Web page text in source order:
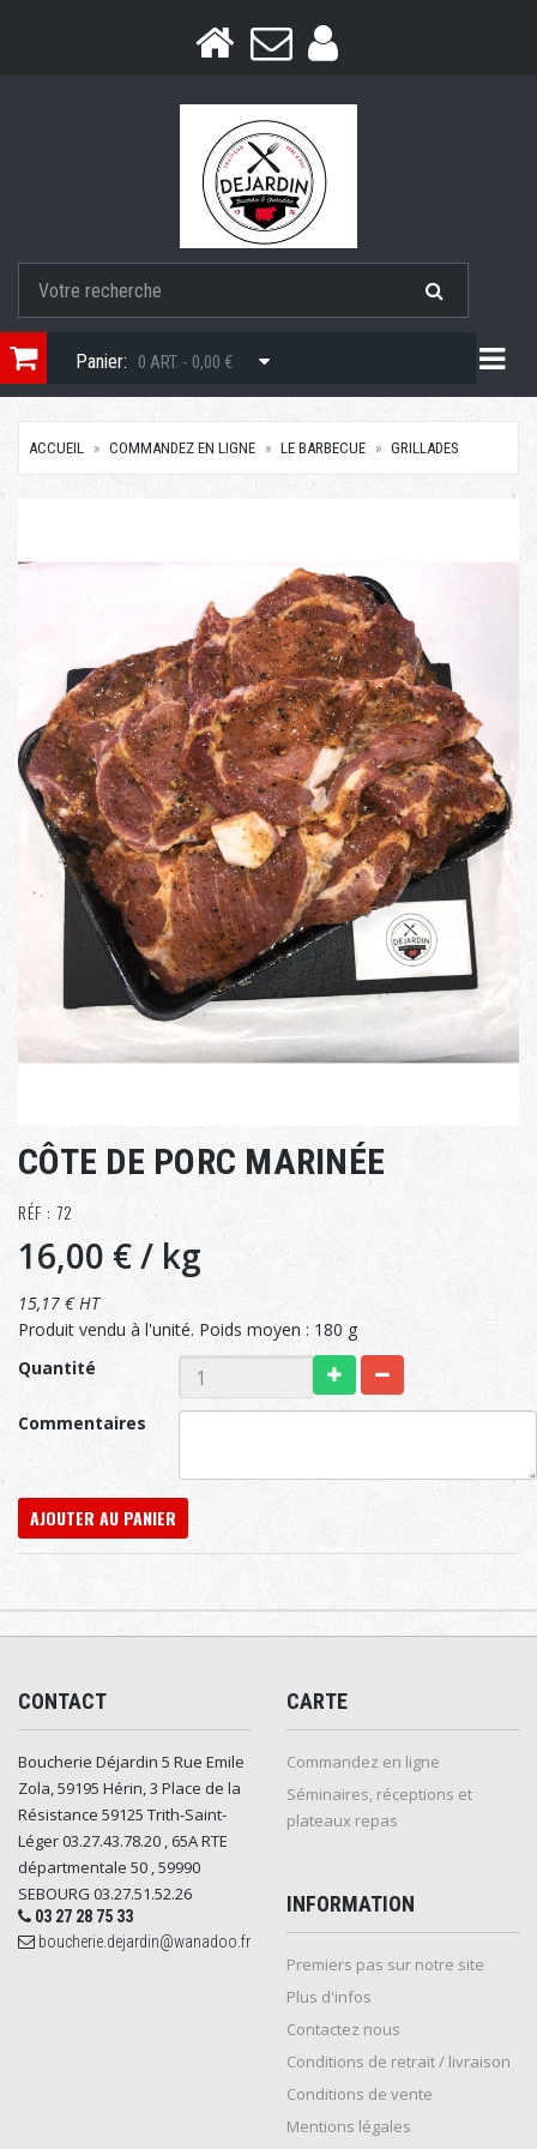
Panier: 0 ART. - 0,00 €
ACCUEIL COMMANDEZ EN LIGNE LE BARBECUE GRILLADES
CÔTE DE PORC MARINÉE
RÉF : 72
16,00 €/ kg
15,17 € HT
Produit vendu à l'unité. Poids moyen : 180 g
Quantité
Commentaires
AJOUTER AU PANIER
CONTACT
Boucherie Déjardin 5 Rue Emile
Zola, 59195 Hérin, 3 Place de la
Résistance 59125 Trith-Saint-
Léger 03.27.43.78.20 , 65A RTE
départmentale 50 , 59990
SEBOURG 03.27.51.52.26
03 27 28 75 33
boucherie.dejardin@wanadoo.fr
CARTE
Commandez en ligne
Séminaires, réceptions et
plateaux repas
INFORMATION
Premiers pas sur notre site
Plus d'infos
Contactez nous
Conditions de retrait / livraison
Conditions de vente
Mentions légales